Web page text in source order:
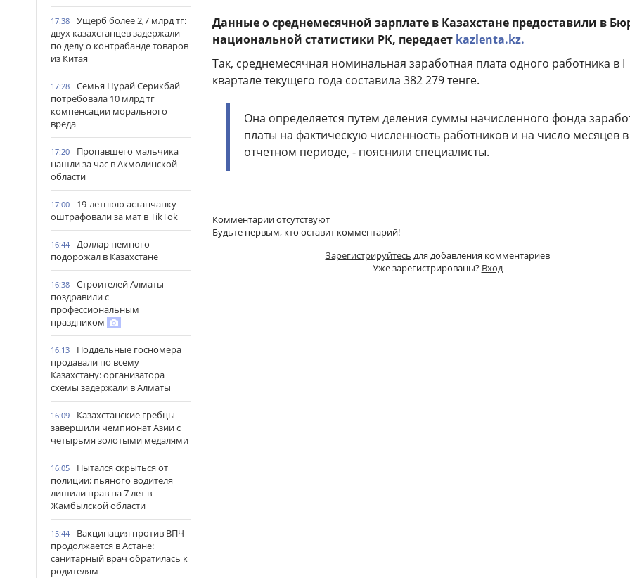
17:38
Ущерб более 2,7 млрд тг:
двух казахстанцев задержали
по делу о контрабанде товаров
из Китая
17:28
Семья Нурай Серикбай
потребовала 10 млрд тг
компенсации морального
вреда
17:20
Пропавшего мальчика
нашли за час в Акмолинской
области
17:00
19-летнюю астанчанку
оштрафовали за мат в TikTok
16:44
Доллар немного
подорожал в Казахстане
16:38
Строителей Алматы
поздравили с
профессиональным
праздником
16:13
Поддельные госномера
продавали по всему
Казахстану: организатора
схемы задержали в Алматы
16:09
Казахстанские гребцы
завершили чемпионат Азии с
четырьмя золотыми медалями
16:05
Пытался скрыться от
полиции: пьяного водителя
лишили прав на 7 лет в
Жамбылской области
15:44
Вакцинация против ВПЧ
продолжается в Астане:
санитарный врач обратилась к
родителям
Данные о среднемесячной зарплате в Казахстане предоставили в
национальной статистики РК, передает kazlenta.kz.
Так, среднемесячная номинальная заработная плата одного работника в I
квартале текущего года составила 382 279 тенге.
Она определяется путем деления суммы начисленного фонда
платы на фактическую численность работников и на число месяцев в
отчетном периоде, - пояснили специалисты.
Комментарии отсутствуют
Будьте первым, кто оставит комментарий!
Зарегистрируйтесь для добавления комментариев
Уже зарегистрированы? Вход